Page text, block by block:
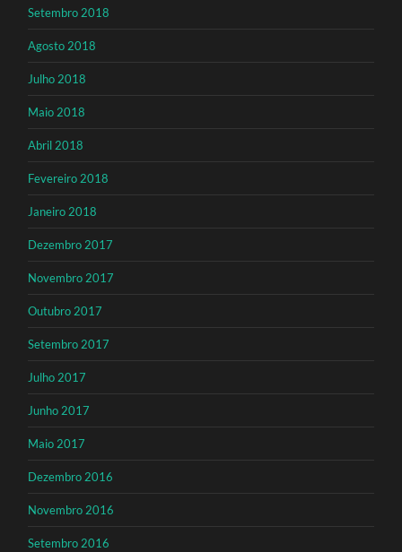
Setembro 2018
Agosto 2018
Julho 2018
Maio 2018
Abril 2018
Fevereiro 2018
Janeiro 2018
Dezembro 2017
Novembro 2017
Outubro 2017
Setembro 2017
Julho 2017
Junho 2017
Maio 2017
Dezembro 2016
Novembro 2016
Setembro 2016